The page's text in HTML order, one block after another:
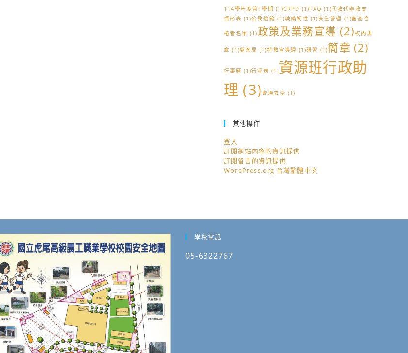
114學年度第1學期 (1)CRPD (1)FAQ (1)代收代辦收支
情形表 (1)公務信箱 (1)城鎮韌性 (1)安全管理 (1)審查合
格者名單 (1)政策及業務宣導 (2)校內規
章 (1)檔案局 (1)特教宣導週 (1)研習 (1)簡章 (2)
行事曆 (1)行程表 (1)資源班行政助
理 (3)資通安全 (1)
其他操作
登入
訂閱網站內容的資訊提供
訂閱留言的資訊提供
WordPress.org 台灣繁體中文
學校電話
05-6322767